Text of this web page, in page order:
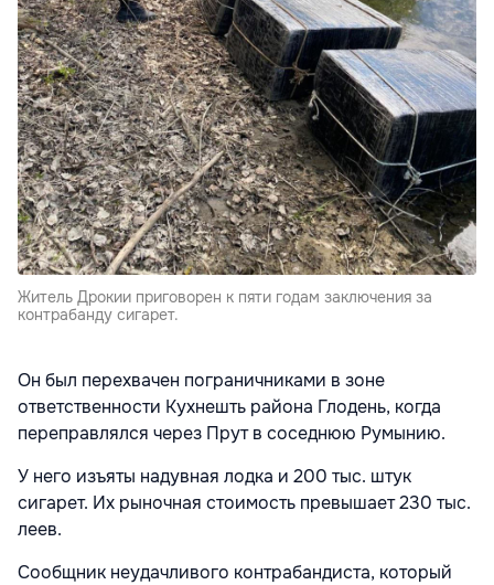
Житель Дрокии приговорен к пяти годам заключения за
контрабанду сигарет.
Он был перехвачен пограничниками в зоне
ответственности Кухнешть района Глодень, когда
переправлялся через Прут в соседнюю Румынию.
У него изъяты надувная лодка и 200 тыс. штук
сигарет. Их рыночная стоимость превышает 230 тыс.
леев.
Сообщник неудачливого контрабандиста, который